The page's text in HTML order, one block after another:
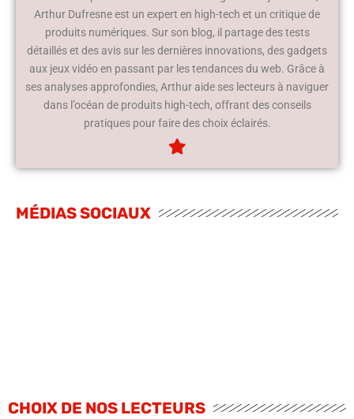
Arthur Dufresne est un expert en high-tech et un critique de
produits numériques. Sur son blog, il partage des tests
détaillés et des avis sur les dernières innovations, des gadgets
aux jeux vidéo en passant par les tendances du web. Grâce à
ses analyses approfondies, Arthur aide ses lecteurs à naviguer
dans l’océan de produits high-tech, offrant des conseils
pratiques pour faire des choix éclairés.
MÉDIAS SOCIAUX
CHOIX DE NOS LECTEURS